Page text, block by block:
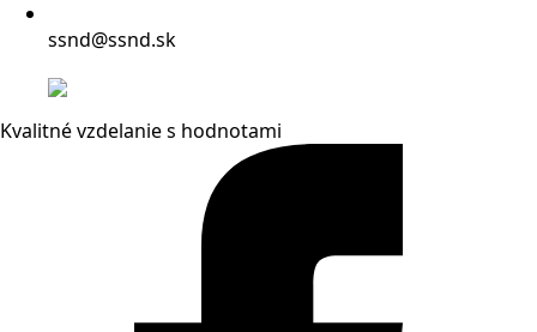
ssnd@ssnd.sk
Kvalitné vzdelanie s hodnotami